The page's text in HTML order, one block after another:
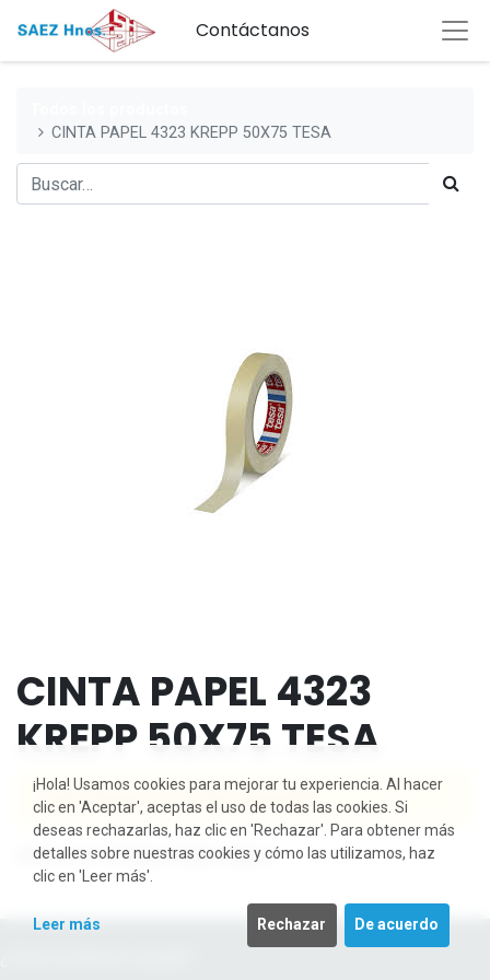
Contáctanos
CINTA PAPEL 4323 KREPP 50X75 TESA
CINTA PAPEL 4323
KREPP 50X75 TESA
Este producto ya no está disponible.
Envío: 2-3 días laborales
¡Hola! Usamos cookies para mejorar tu experiencia. Al hacer
clic en 'Aceptar', aceptas el uso de todas las cookies. Si
deseas rechazarlas, haz clic en 'Rechazar'. Para obtener más
detalles sobre nuestras cookies y cómo las utilizamos, haz
clic en 'Leer más'.
Leer más Rechazar De acuerdo